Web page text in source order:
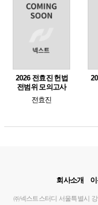
2026 전효진 헌법
전범위 모의고사
전효진
회사소개
㈜넥스트스터디 서울특별시